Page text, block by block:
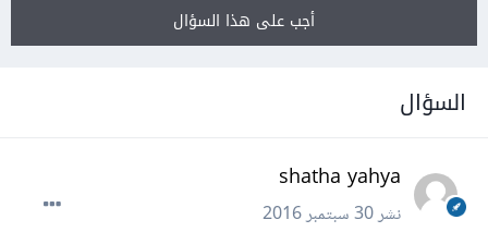
أجب على هذا السؤال
السؤال
shatha yahya
نشر30 سبتمبر 2016